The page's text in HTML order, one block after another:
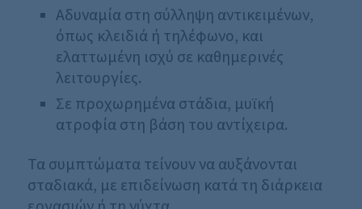
Αδυναμία στη σύλληψη αντικειμένων,
όπως κλειδιά ή τηλέφωνο, και
ελαττωμένη ισχύ σε καθημερινές
λειτουργίες.
Σε προχωρημένα στάδια, μυϊκή
ατροφία στη βάση του αντίχειρα.
Τα συμπτώματα τείνουν να αυξάνονται
σταδιακά, με επιδείνωση κατά τη διάρκεια